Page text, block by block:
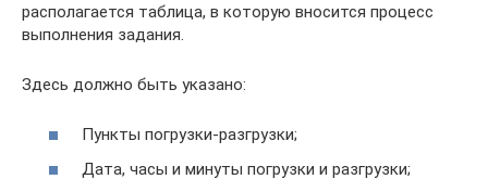
располагается таблица, в которую вносится процесс
выполнения задания.
Здесь должно быть указано:
Пункты погрузки-разгрузки;
Дата, часы и минуты погрузки и разгрузки;